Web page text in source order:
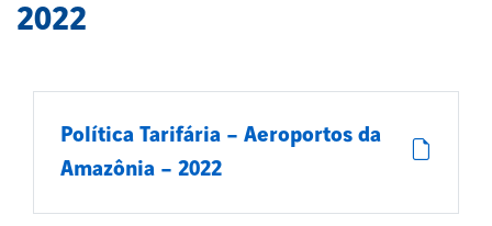
2022
Política Tarifária – Aeroportos da
Amazônia – 2022